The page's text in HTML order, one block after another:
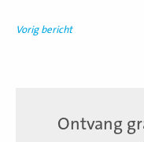
Vorig bericht
Ontvang